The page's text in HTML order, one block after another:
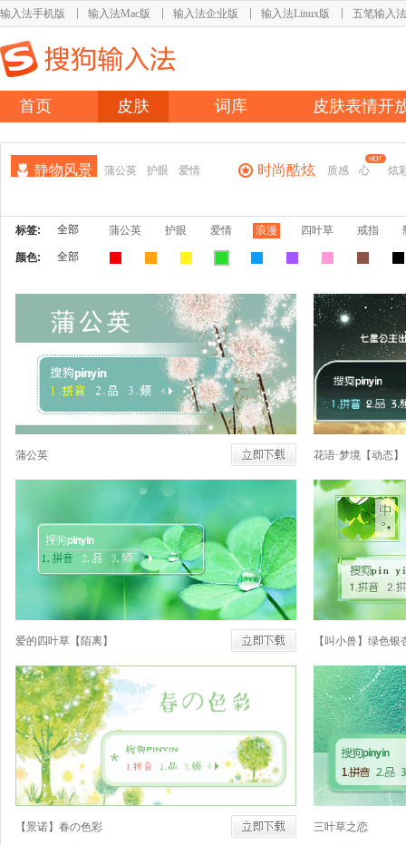
输入法手机版 输入法Mac版 输入法企业版 输入法Linux版 五笔输入法
首页 皮肤 词库 皮肤表情开
静物风景 蒲公英 护眼 爱情 时尚酷炫 质感 心 炫
标签: 全部 蒲公英 护眼 爱情 浪漫 四叶草 戒指
颜色: 全部
蒲公英 花语·梦境【动态】
爱的四叶草【陌离】 【叫小兽】绿色银
【景诺】春の色彩 三叶草之恋